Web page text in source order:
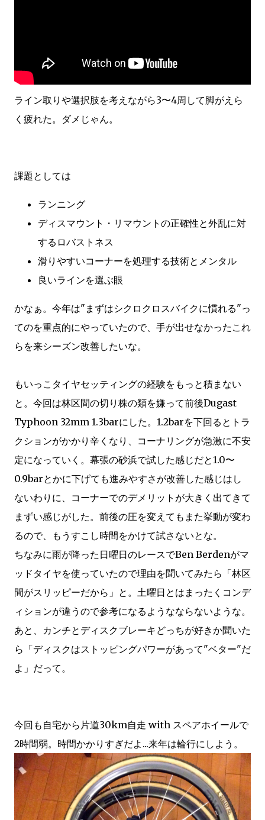
ライン取りや選択肢を考えながら3〜4周して脚がえら
く疲れた。ダメじゃん。
課題としては
ランニング
ディスマウント・リマウントの正確性と外乱に対
するロバストネス
滑りやすいコーナーを処理する技術とメンタル
良いラインを選ぶ眼
かなぁ。今年は"まずはシクロクロスバイクに慣れる"っ
てのを重点的にやっていたので、手が出せなかったこれ
らを来シーズン改善したいな。
もいっこタイヤセッティングの経験をもっと積まない
と。今回は林区間の切り株の類を嫌って前後Dugast
Typhoon 32mm 1.3barにした。1.2barを下回るとトラ
クションがかかり辛くなり、コーナリングが急激に不安
定になっていく。幕張の砂浜で試した感じだと1.0〜
0.9barとかに下げても進みやすさが改善した感じはし
ないわりに、コーナーでのデメリットが大きく出てきて
まずい感じがした。前後の圧を変えてもまた挙動が変わ
るので、もうすこし時間をかけて試さないとな。
ちなみに雨が降った日曜日のレースでBen Berdenがマ
ッドタイヤを使っていたので理由を聞いてみたら「林区
間がスリッピーだから」と。土曜日とはまったくコンデ
ィションが違うので参考になるようなならないような。
あと、カンチとディスクブレーキどっちが好きか聞いた
ら「ディスクはストッピングパワーがあって"ベター"だ
よ」だって。
今回も自宅から片道30km自走 with スペアホイールで
2時間弱。時間かかりすぎだよ...来年は輪行にしよう。